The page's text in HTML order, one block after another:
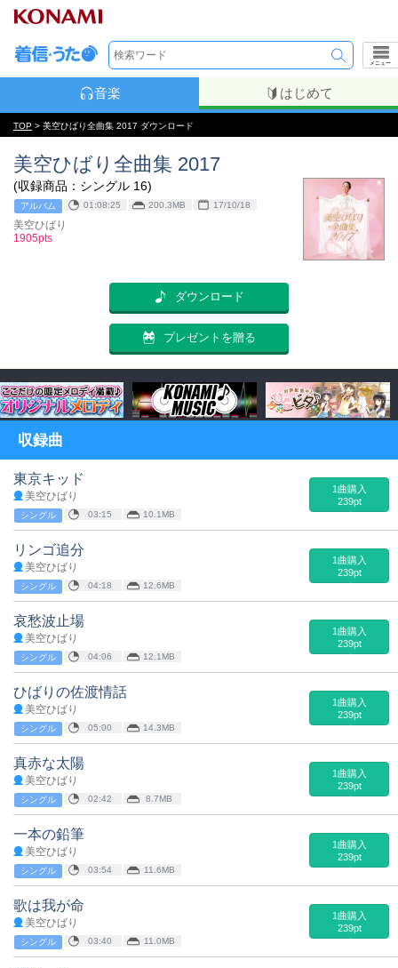
メニュー
音楽 はじめて
TOP > 美空ひばり全曲集 2017 ダウンロード
美空ひばり全曲集 2017
(収録商品：シングル 16)
アルバム 01:08:25 200.3MB 17/10/18
美空ひばり
1905pts
ダウンロード
プレゼントを贈る
収録曲
東京キッド
美空ひばり
シングル 03:15 10.1MB
1曲購入
239pt
リンゴ追分
美空ひばり
シングル 04:18 12.6MB
1曲購入
239pt
哀愁波止場
美空ひばり
シングル 04:06 12.1MB
1曲購入
239pt
ひばりの佐渡情話
美空ひばり
シングル 05:00 14.3MB
1曲購入
239pt
真赤な太陽
美空ひばり
シングル 02:42 8.7MB
1曲購入
239pt
一本の鉛筆
美空ひばり
シングル 03:54 11.6MB
1曲購入
239pt
歌は我が命
美空ひばり
シングル 03:40 11.0MB
1曲購入
239pt